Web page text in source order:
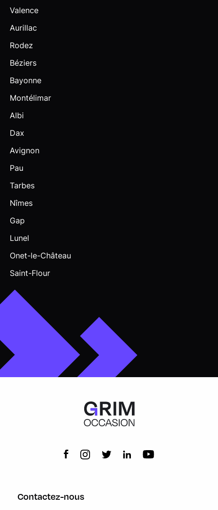
Valence
Aurillac
Rodez
Béziers
Bayonne
Montélimar
Albi
Dax
Avignon
Pau
Tarbes
Nîmes
Gap
Lunel
Onet-le-Château
Saint-Flour
Contactez-nous